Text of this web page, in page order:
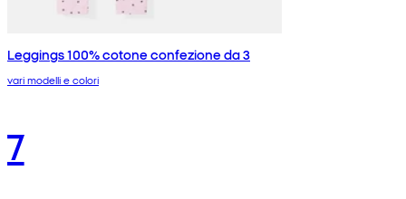
Leggings 100% cotone confezione da 3
vari modelli e colori
7